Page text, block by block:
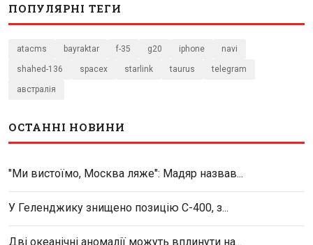
ПОПУЛЯРНІ ТЕГИ
atacms bayraktar f-35 g20 iphone navi
shahed-136 spacex starlink taurus telegram
австралія
ОСТАННІ НОВИНИ
"Ми вистоїмо, Москва ляже": Мадяр назвав...
У Геленджику знищено позицію С-400, з...
Дві океанічні аномалії можуть вплинути на...